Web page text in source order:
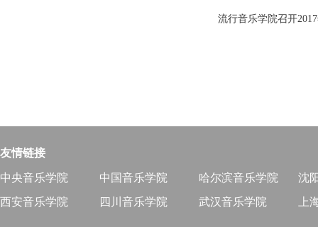
流行音乐学院召开
友情链接
中央音乐学院 中国音乐学院 哈尔滨音乐学院
沈
西安音乐学院
四川音乐学院 武汉音乐学院 上